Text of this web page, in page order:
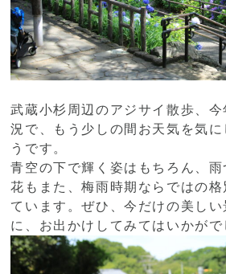
武蔵小杉周辺のアジサイ散歩、
況で、もう少しの間お天気を気
うです。
青空の下で輝く姿はもちろん、
花もまた、梅雨時期ならではの
ています。ぜひ、今だけの美し
に、お出かけしてみてはいかがで